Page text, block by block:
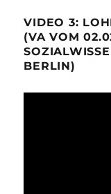
VIDEO 3:
(VA VOM
BERLIN)